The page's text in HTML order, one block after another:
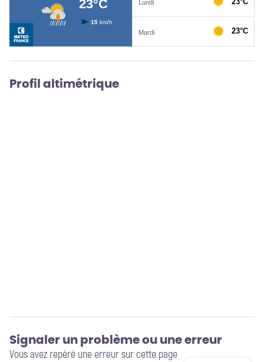
Profil altimétrique
Signaler un problème ou une erreur
Vous avez repéré une erreur sur cette page